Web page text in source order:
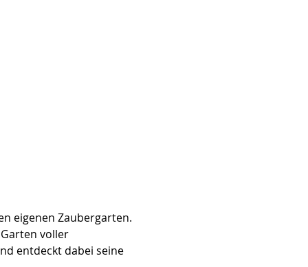
eigenen Zaubergarten.
voller
entdeckt dabei seine